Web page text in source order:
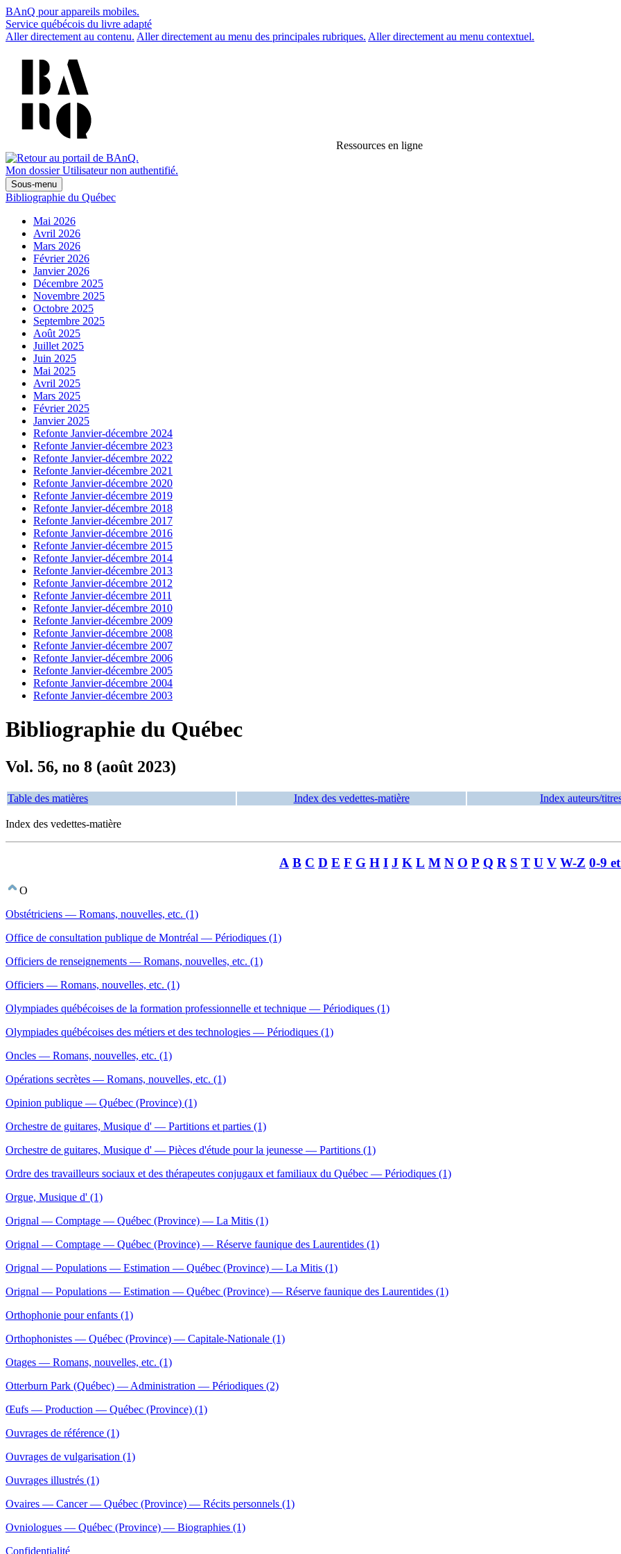
BAnQ pour appareils mobiles.
Service québécois du livre adapté
Aller directement au contenu. Aller directement au menu des principales rubriques. Aller directement au menu contextuel.
Ressources en ligne
Mon dossier Utilisateur non authentifié.
Sous-menu
Bibliographie du Québec
Mai 2026
Avril 2026
Mars 2026
Février 2026
Janvier 2026
Décembre 2025
Novembre 2025
Octobre 2025
Septembre 2025
Août 2025
Juillet 2025
Juin 2025
Mai 2025
Avril 2025
Mars 2025
Février 2025
Janvier 2025
Refonte Janvier-décembre 2024
Refonte Janvier-décembre 2023
Refonte Janvier-décembre 2022
Refonte Janvier-décembre 2021
Refonte Janvier-décembre 2020
Refonte Janvier-décembre 2019
Refonte Janvier-décembre 2018
Refonte Janvier-décembre 2017
Refonte Janvier-décembre 2016
Refonte Janvier-décembre 2015
Refonte Janvier-décembre 2014
Refonte Janvier-décembre 2013
Refonte Janvier-décembre 2012
Refonte Janvier-décembre 2011
Refonte Janvier-décembre 2010
Refonte Janvier-décembre 2009
Refonte Janvier-décembre 2008
Refonte Janvier-décembre 2007
Refonte Janvier-décembre 2006
Refonte Janvier-décembre 2005
Refonte Janvier-décembre 2004
Refonte Janvier-décembre 2003
Bibliographie du Québec
Vol. 56, no 8 (août 2023)
Table des matières Index des vedettes-matière Index auteurs/
Index des vedettes-matière
A B C D E F G H I J K L M N O P Q R S T U V W-Z 0-9
O
Obstétriciens — Romans, nouvelles, etc. (1)
Office de consultation publique de Montréal — Périodiques (1)
Officiers de renseignements — Romans, nouvelles, etc. (1)
Officiers — Romans, nouvelles, etc. (1)
Olympiades québécoises de la formation professionnelle et technique — Périodiques (1)
Olympiades québécoises des métiers et des technologies — Périodiques (1)
Oncles — Romans, nouvelles, etc. (1)
Opérations secrètes — Romans, nouvelles, etc. (1)
Opinion publique — Québec (Province) (1)
Orchestre de guitares, Musique d' — Partitions et parties (1)
Orchestre de guitares, Musique d' — Pièces d'étude pour la jeunesse — Partitions (1)
Ordre des travailleurs sociaux et des thérapeutes conjugaux et familiaux du Québec — Périodiques (1)
Orgue, Musique d' (1)
Orignal — Comptage — Québec (Province) — La Mitis (1)
Orignal — Comptage — Québec (Province) — Réserve faunique des Laurentides (1)
Orignal — Populations — Estimation — Québec (Province) — La Mitis (1)
Orignal — Populations — Estimation — Québec (Province) — Réserve faunique des Laurentides (1)
Orthophonie pour enfants (1)
Orthophonistes — Québec (Province) — Capitale-Nationale (1)
Otages — Romans, nouvelles, etc. (1)
Otterburn Park (Québec) — Administration — Périodiques (2)
Œufs — Production — Québec (Province) (1)
Ouvrages de référence (1)
Ouvrages de vulgarisation (1)
Ouvrages illustrés (1)
Ovaires — Cancer — Québec (Province) — Récits personnels (1)
Ovniologues — Québec (Province) — Biographies (1)
Confidentialité